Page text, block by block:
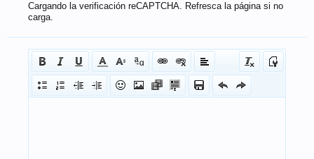
Cargando la verificación reCAPTCHA. Refresca la página si no
carga.